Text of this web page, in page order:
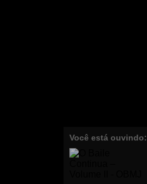
Você está ouvindo: